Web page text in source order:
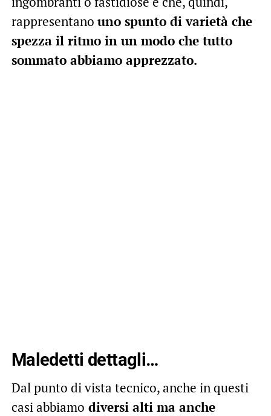
rappresentano uno spunto di varietà che
spezza il ritmo in un modo che tutto
sommato abbiamo apprezzato.
Maledetti dettagli…
Dal punto di vista tecnico, anche in questi
casi abbiamo diversi alti ma anche